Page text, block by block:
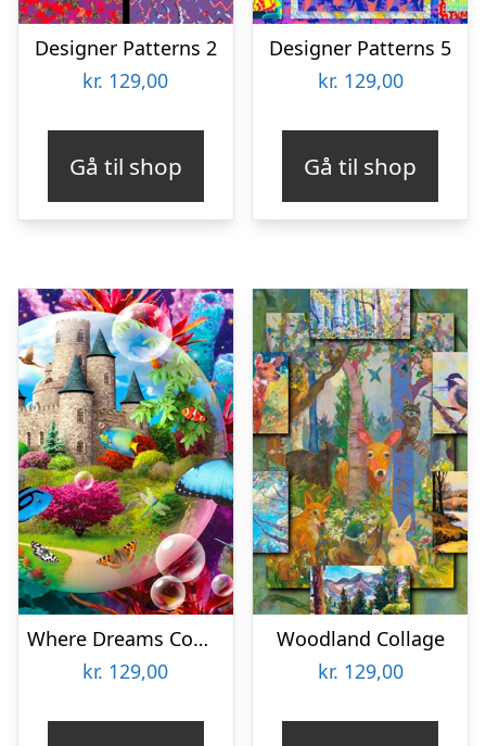
Designer Patterns 2
kr. 129,00
Gå til shop
Designer Patterns 5
kr. 129,00
Gå til shop
Where Dreams Come True
kr. 129,00
Woodland Collage
kr. 129,00